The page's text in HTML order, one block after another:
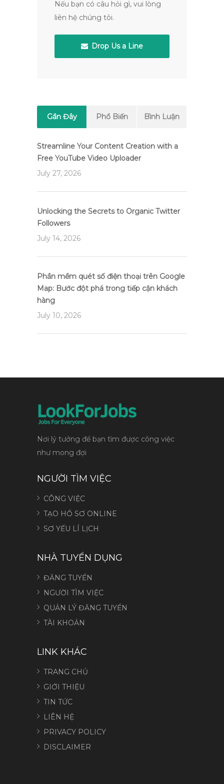
Nếu bạn có câu hỏi gì, vui lòng
liên hệ chúng tôi.
Drop Us a Line
Gần Đây Phổ Biến Bình Luận
Streamline Your Content Creation with a
Free YouTube Video Uploader
July 27, 2026
Unlocking the Secrets to Organic Twitter
Followers
July 14, 2026
Phần mềm quét số điện thoại trên Google
Map: Bước đột phá trong tiếp cận khách
hàng
July 10, 2026
Nơi lý tưởng để bạn tìm được công việc
như mong đợi
NGƯỜI TÌM VIỆC
CÔNG VIỆC
TẠO HỒ SƠ ONLINE
SƠ YẾU LÍ LỊCH
NHÀ TUYỂN DỤNG
ĐĂNG TUYỂN
NGƯỜI TÌM VIỆC
QUẢN LÝ ĐĂNG TUYỂN
TÀI KHOẢN
LINK KHÁC
TRANG CHỦ
GIỚI THIỆU
TIN TỨC
LIÊN HỆ
PRIVACY POLICY
DISCLAIMER